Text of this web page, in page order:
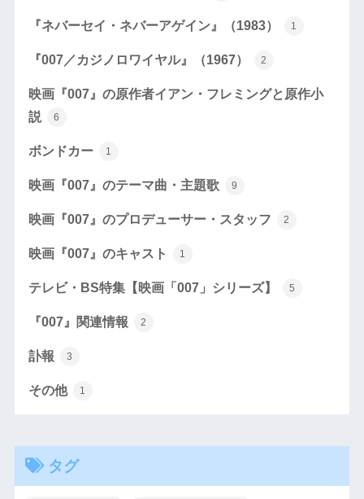
『ネバーセイ・ネバーアゲイン』（1983） 1
『007／カジノロワイヤル』（1967） 2
映画『007』の原作者イアン・フレミングと原作小
説
6
ボンドカー 1
映画『007』のテーマ曲・主題歌 9
映画『007』のプロデューサー・スタッフ 2
映画『007』のキャスト 1
テレビ・BS特集【映画「007」シリーズ】 5
『007』関連情報 2
訃報 3
その他 1
タグ